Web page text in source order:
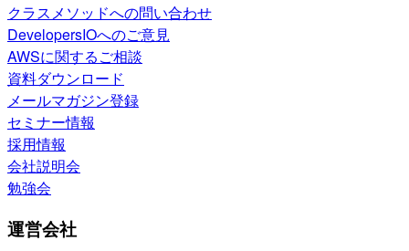
クラスメソッドへの問い合わせ
DevelopersIOへのご意見
AWSに関するご相談
資料ダウンロード
メールマガジン登録
セミナー情報
採用情報
会社説明会
勉強会
運営会社